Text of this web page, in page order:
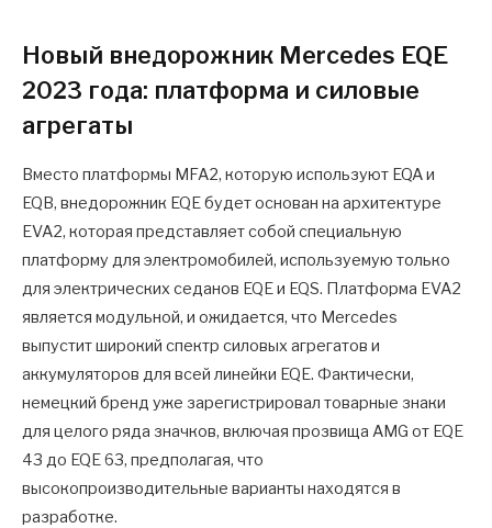
Новый внедорожник Mercedes EQE
2023 года: платформа и силовые
агрегаты
Вместо платформы MFA2, которую используют EQA и
EQB, внедорожник EQE будет основан на архитектуре
EVA2, которая представляет собой специальную
платформу для электромобилей, используемую только
для электрических седанов EQE и EQS. Платформа EVA2
является модульной, и ожидается, что Mercedes
выпустит широкий спектр силовых агрегатов и
аккумуляторов для всей линейки EQE. Фактически,
немецкий бренд уже зарегистрировал товарные знаки
для целого ряда значков, включая прозвища AMG от EQE
43 до EQE 63, предполагая, что
высокопроизводительные варианты находятся в
разработке.